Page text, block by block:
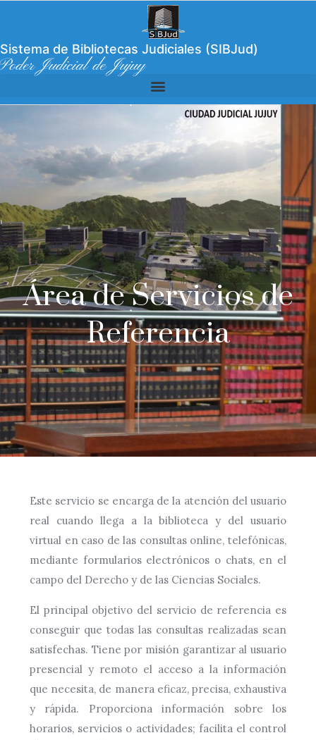
Sistema de Bibliotecas Judiciales (SIBJud)
Poder Judicial de Jujuy
Área de Servicios de
Referencia
Este servicio se encarga de la atención del usuario
real cuando llega a la biblioteca y del usuario
virtual en caso de las consultas online, telefónicas,
mediante formularios electrónicos o chats, en el
campo del Derecho y de las Ciencias Sociales.
El principal objetivo del servicio de referencia es
conseguir que todas las consultas realizadas sean
satisfechas. Tiene por misión garantizar al usuario
presencial y remoto el acceso a la información
que necesita, de manera eficaz, precisa, exhaustiva
y rápida. Proporciona información sobre los
horarios, servicios o actividades; facilita el control